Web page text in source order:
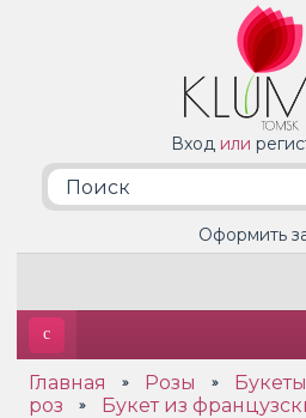
Вход или
Оформить
Главная » Розы »
роз
» Букет из